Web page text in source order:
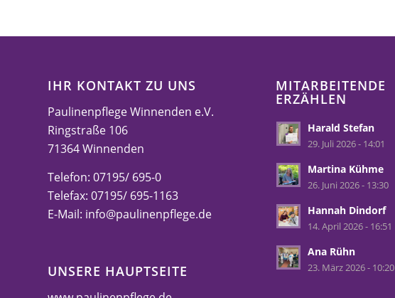
IHR KONTAKT ZU UNS
Paulinenpflege Winnenden e.V.
Ringstraße 106
71364 Winnenden
Telefon: 07195/ 695-0
Telefax: 07195/ 695-1163
E-Mail: info@paulinenpflege.de
UNSERE HAUPTSEITE
MITARBEITENDE
ERZÄHLEN
Harald Stefan
29. Juli 2026 - 14:01
Martina Kühme
26. Juni 2026 - 13:30
Hannah Dindorf
14. April 2026 - 16:51
Ana Rühn
23. März 2026 - 10:20